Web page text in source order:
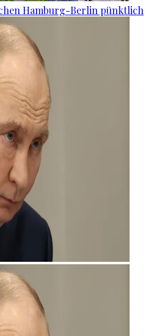
Hamburg-Berlin pünktlich